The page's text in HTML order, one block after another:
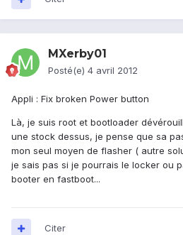
MXerby01
Posté(e) 4 avril 2012
Appli : Fix broken Power button
Là, je suis root et bootloader
une stock dessus, je pense que sa
mon seul moyen de flasher ( autre
je sais pas si je pourrais le locker ou
booter en fastboot...
Citer